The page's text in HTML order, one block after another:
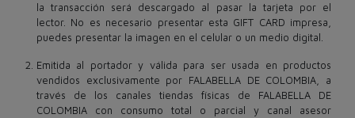
la transacción será descargado al pasar la tarjeta por el
lector. No es necesario presentar esta GIFT CARD impresa,
puedes presentar la imagen en el celular o un medio digital.
Emitida al portador y válida para ser usada en productos
vendidos exclusivamente por FALABELLA DE COLOMBIA, a
través de los canales tiendas físicas de FALABELLA DE​
COLOMBIA con consumo total o parcial y canal asesor